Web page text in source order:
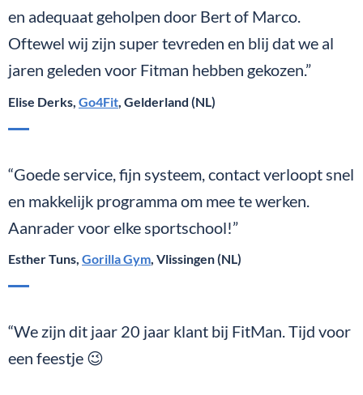
en adequaat geholpen door Bert of Marco.
Oftewel wij zijn super tevreden en blij dat we al
jaren geleden voor Fitman hebben gekozen.”
Elise Derks, Go4Fit, Gelderland (NL)
“Goede service, fijn systeem, contact verloopt snel
en makkelijk programma om mee te werken.
Aanrader voor elke sportschool!”
Esther Tuns, Gorilla Gym, Vlissingen (NL)
“We zijn dit jaar 20 jaar klant bij FitMan. Tijd voor
een feestje 😉